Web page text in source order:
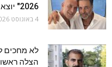
2026" יוצא...
4 באוגוסט 2026
לא מחכים
הצלה